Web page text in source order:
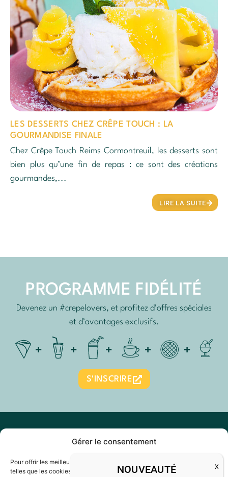
Gérer le consentement
Pour offrir les meilleures expériences, nous utilisons des technologies
telles que les cookies pour stocker et/ou accéder aux informations des
LES DESSERTS CHEZ CRÊPE TOUCH : LA
GOURMANDISE FINALE
Chez Crêpe Touch Reims Cormontreuil, les desserts sont
bien plus qu’une fin de repas : ce sont des créations
gourmandes,...
LIRE LA SUITE
PROGRAMME FIDÉLITÉ
Devenez un #crepelovers, et profitez d’offres spéciales
et d’avantages exclusifs.
S'INSCRIRE
03 26 02 10 20
NOUVEAUTÉ